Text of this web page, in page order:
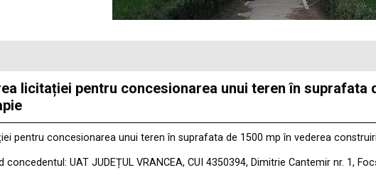
licitației pentru concesionarea unui teren în suprafata
pentru concesionarea unui teren în suprafata de 1500 mp în vederea
UAT JUDEȚUL VRANCEA, CUI 4350394, Dimitrie Cantemir nr. 1,